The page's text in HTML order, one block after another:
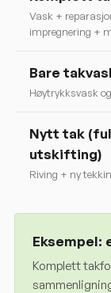
Vask +
impregnering +
Bare
Høytrykksvask
Nytt tak
utskifting)
Riving + ny
Eksempel:
Komplett